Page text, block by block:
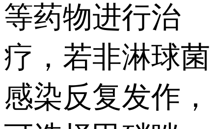
等药物进行治
疗，若非淋球菌
感染反复发作，